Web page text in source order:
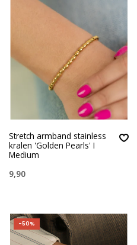
Stretch armband stainless
kralen 'Golden Pearls' I
Medium
9,90
-50%